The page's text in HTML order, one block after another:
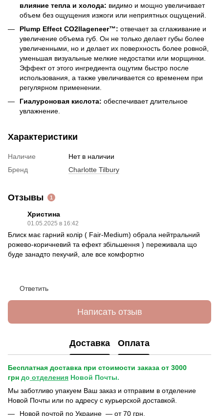
влияние тепла и холода: видимо и мощно увеличивает
объем без ощущения изжоги или неприятных ощущений.
Plump Effect CO2llageneer™: отвечает за сглаживание и
увеличение объема губ. Он не только делает губы более
увеличенными, но и делает их поверхность более ровной,
уменьшая визуальные мелкие недостатки или морщинки.
Эффект от этого ингредиента ощутим быстро после
использования, а также увеличивается со временем при
регулярном применении.
Гиалуроновая кислота: обеспечивает длительное
увлажнение.
Характеристики
Наличие
Нет в наличии
Бренд
Charlotte Tilbury
Отзывы 1
Христина
01.05.2025 в 16:42
Блиск має гарний колір ( Fair-Medium) обрала нейтральний
рожево-коричневий та ефект збільшення ) переживала що
буде занадто пекучий, але все комфортно
Ответить
Написать отзыв
Доставка Оплата
Бесплатная доставка при стоимости заказа от 3000
грн до отделения Новой Почты.
Мы заботливо упакуем Ваш заказ и отправим в отделение
Новой Почты или по адресу с курьерской доставкой.
Новой почтой по Украине — от 70 грн.